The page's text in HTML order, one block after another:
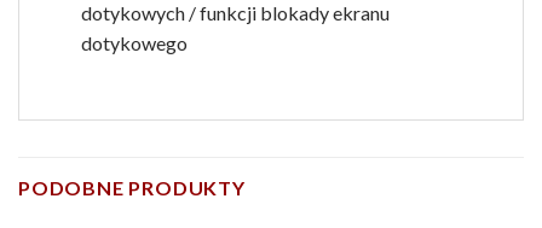
dotykowych / funkcji blokady ekranu
dotykowego
PODOBNE PRODUKTY